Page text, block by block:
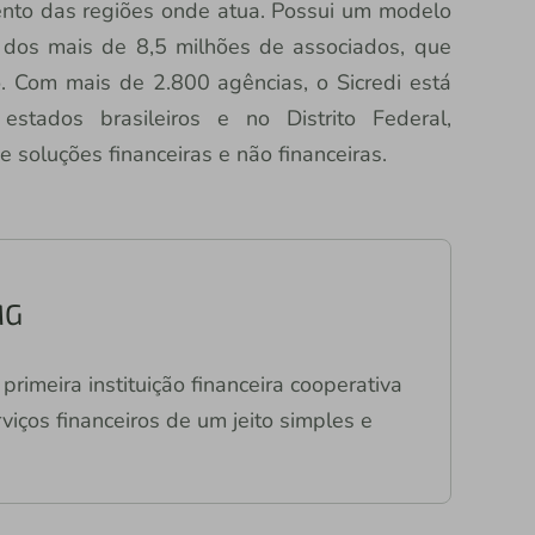
das regiões onde atua. Possui um modelo
mais de 8,5 milhões de associados, que
mais de 2.800 agências, o Sicredi está
brasileiros e no Distrito Federal,
financeiras e não financeiras.
instituição financeira cooperativa
financeiros de um jeito simples e